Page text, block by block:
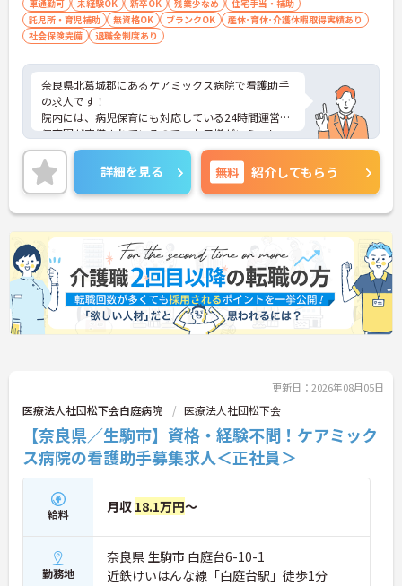
車通勤可 未経験OK 新卒OK 残業少なめ
住宅手当・補助
託児所・育児補助
無資格OK ブランクOK
産休･育休･介護休暇取得実績あり
社会保険完備
退職金制度あり
奈良県北葛城郡にあるケアミックス病院で看護助手
の求人です！
院内には、病児保育にも対応している24時間運営の
保育園が完備されているので、お子様がいらっしゃ
る方も安心♪
また、マイカー通勤が可能で、送迎バスが王寺駅、
志都美駅、近鉄五位堂駅方面に出ており、日々の通
勤も便利です！
充実した手当と福利厚生で、ライフステージが変わ
っても長く働きやすい環境です☆
ご興味がある方は是非一度マイナビまでお問合せく
ださい！！
詳細を見る 無料 紹介してもらう
更新日：2026年08月05日
医療法人社団松下会白庭病院 医療法人社団松下会
【奈良県／生駒市】資格・経験不問！ケアミック
ス病院の看護助手募集求人＜正社員＞
給料 月収 18.1万円～
勤務地
奈良県 生駒市 白庭台6-10-1
近鉄けいはんな線「白庭台駅」徒歩1分